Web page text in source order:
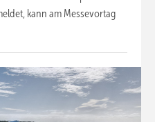
kann am Messevortag